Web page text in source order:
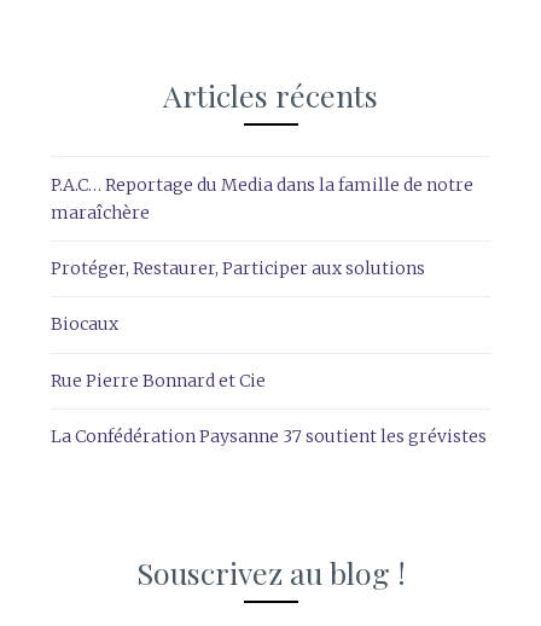
Articles récents
P.A.C… Reportage du Media dans la famille de notre
maraîchère
Protéger, Restaurer, Participer aux solutions
Biocaux
Rue Pierre Bonnard et Cie
La Confédération Paysanne 37 soutient les grévistes
Souscrivez au blog !